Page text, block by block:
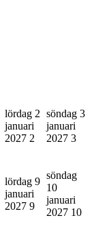
lördag 2
januari
2027 2
söndag 3
januari
2027 3
lördag 9
januari
2027 9
söndag
10
januari
2027 10